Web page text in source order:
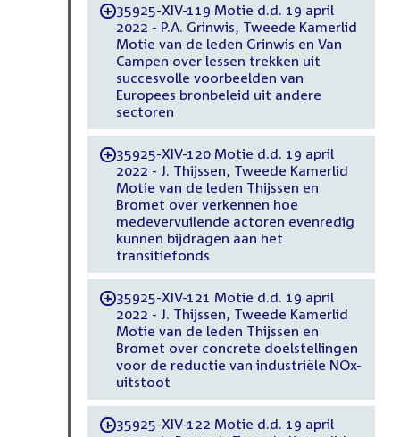
-35925-XIV-119 Motie d.d. 19 april
2022 - P.A. Grinwis, Tweede Kamerlid
Motie van de leden Grinwis en Van
Campen over lessen trekken uit
succesvolle voorbeelden van
Europees bronbeleid uit andere
sectoren
-35925-XIV-120 Motie d.d. 19 april
2022 - J. Thijssen, Tweede Kamerlid
Motie van de leden Thijssen en
Bromet over verkennen hoe
medevervuilende actoren evenredig
kunnen bijdragen aan het
transitiefonds
-35925-XIV-121 Motie d.d. 19 april
2022 - J. Thijssen, Tweede Kamerlid
Motie van de leden Thijssen en
Bromet over concrete doelstellingen
voor de reductie van industriële NOx-
uitstoot
-35925-XIV-122 Motie d.d. 19 april